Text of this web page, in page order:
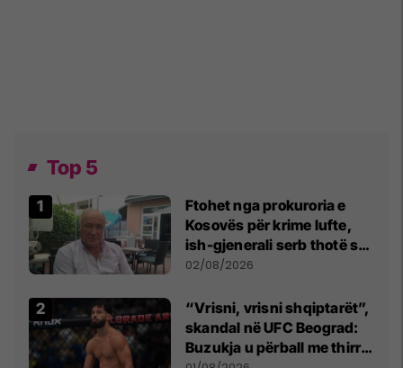
Top 5
Ftohet nga prokuroria e
Kosovës për krime lufte,
ish-gjenerali serb thotë se
dikush e tradhtoi në
02/08/2026
“Vrisni, vrisni shqiptarët”,
skandal në UFC Beograd:
Buzukja u përball me thirrje